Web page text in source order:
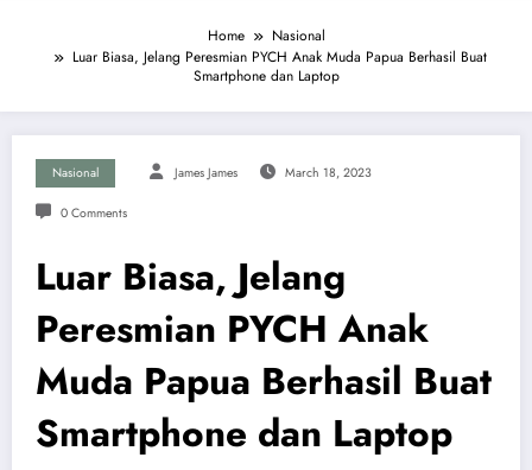
Home
Nasional
Luar Biasa, Jelang Peresmian PYCH Anak Muda Papua Berhasil Buat
Smartphone dan Laptop
Nasional James James March 18, 2023
0 Comments
Luar Biasa, Jelang
Peresmian PYCH Anak
Muda Papua Berhasil Buat
Smartphone dan Laptop